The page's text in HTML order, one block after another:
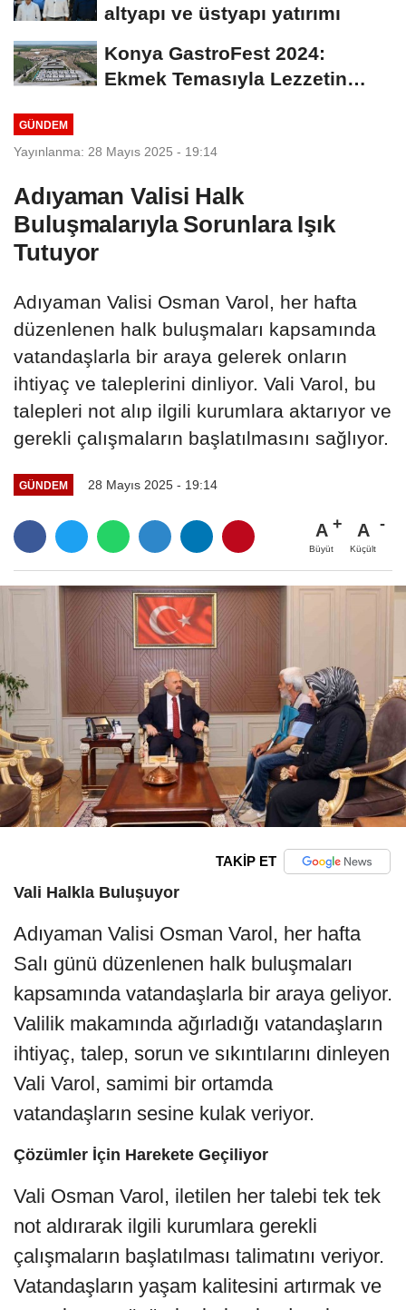
altyapı ve üstyapı yatırımı
Konya GastroFest 2024:
Ekmek Temasıyla Lezzetin
GÜNDEM
Yayınlanma: 28 Mayıs 2025 - 19:14
Adıyaman Valisi Halk
Buluşmalarıyla Sorunlara Işık
Tutuyor
Adıyaman Valisi Osman Varol, her hafta
düzenlenen halk buluşmaları kapsamında
vatandaşlarla bir araya gelerek onların
ihtiyaç ve taleplerini dinliyor. Vali Varol, bu
talepleri not alıp ilgili kurumlara aktarıyor ve
gerekli çalışmaların başlatılmasını sağlıyor.
GÜNDEM 28 Mayıs 2025 - 19:14
A
Büyüt
A
Küçült
TAKİP ET
Vali Halkla Buluşuyor
Adıyaman Valisi Osman Varol, her hafta
Salı günü düzenlenen halk buluşmaları
kapsamında vatandaşlarla bir araya geliyor.
Valilik makamında ağırladığı vatandaşların
ihtiyaç, talep, sorun ve sıkıntılarını dinleyen
Vali Varol, samimi bir ortamda
vatandaşların sesine kulak veriyor.
Çözümler İçin Harekete Geçiliyor
Vali Osman Varol, iletilen her talebi tek tek
not aldırarak ilgili kurumlara gerekli
çalışmaların başlatılması talimatını veriyor.
Vatandaşların yaşam kalitesini artırmak ve